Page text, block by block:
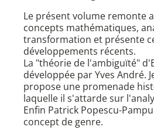
Le présent volume remonte
concepts mathématiques,
transformation et présente
développements récents.
La "théorie de l'ambiguïté"
développée par Yves André.
propose une promenade
laquelle il s'attarde sur
Enfin Patrick Popescu-
concept de genre.